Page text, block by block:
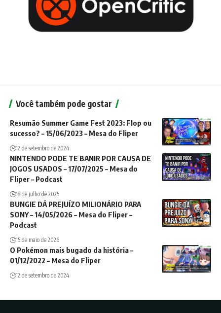
Você também pode gostar
Resumão Summer Game Fest 2023: Flop ou
sucesso? – 15/06/2023 – Mesa do Fliper
12 de setembro de 2024
NINTENDO PODE TE BANIR POR CAUSA DE
JOGOS USADOS – 17/07/2025 – Mesa do
Fliper – Podcast
18 de julho de 2025
BUNGIE DÁ PREJUÍZO MILIONÁRIO PARA
SONY – 14/05/2026 – Mesa do Fliper –
Podcast
15 de maio de 2026
O Pokémon mais bugado da história –
01/12/2022 – Mesa do Fliper
12 de setembro de 2024